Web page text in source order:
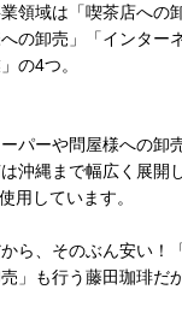
領域は「喫茶店への
の卸売」「インター
の4つ。
パーや問屋様への卸
沖縄まで幅広く展開
用しています。
ら、そのぶん安い！
」も行う藤田珈琲だ